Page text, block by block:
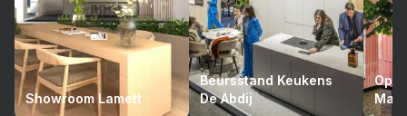
Showroom Lamett
Beursstand Keukens
De Abdij